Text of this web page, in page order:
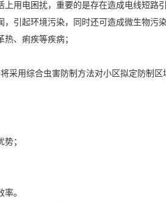
用电困扰，重要的是存在造成电线短路
引起环境污染，同时还可造成微生物污
、痢疾等疾病；
采用综合虫害防制方法对小区拟定防制
；
。